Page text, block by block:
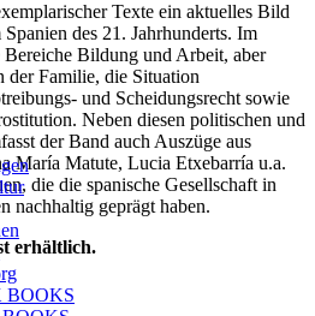
Texte ein aktuelles Bild
Spanien des 21. Jahrhunderts. Im
Bildung und Arbeit, aber
der Familie, die Situation
und Scheidungsrecht sowie
Neben diesen politischen und
der Band auch Auszüge aus
María Matute, Lucia Etxebarría u.a.
die die spanische Gesellschaft in
nachhaltig geprägt haben.
erhältlich.